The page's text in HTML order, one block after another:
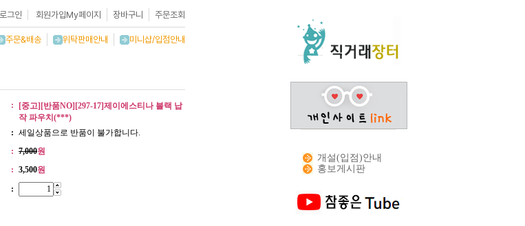
로그인 회원가입My페이지 장바구니 주문조회
주문&배송 위탁판매안내 미니샵/입점안내
:
[중고][반품NO][297-17]제이에스티나 블랙 납
작 파우치(***)
: 세일상품으로 반품이 불가합니다.
: 7,000원
: 3,500원
:
개설(입점)안내
홍보게시판